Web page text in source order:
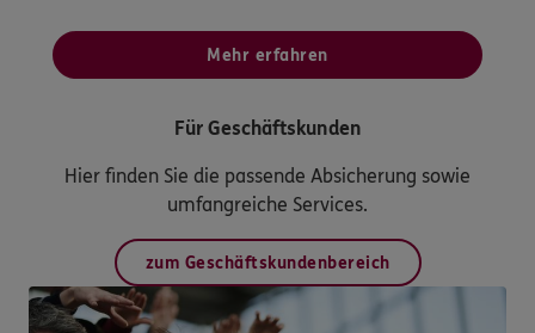
Mehr erfahren
Für Geschäftskunden
Hier finden Sie die passende Absicherung sowie
umfangreiche Services.
zum Geschäftskundenbereich